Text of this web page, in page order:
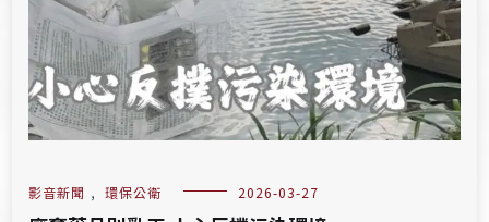
影音新聞 , 環保公衛 2026-03-27